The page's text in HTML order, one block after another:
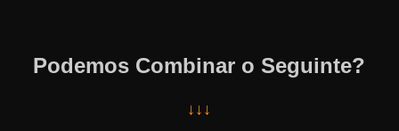
Podemos Combinar o Seguinte?
↓↓↓